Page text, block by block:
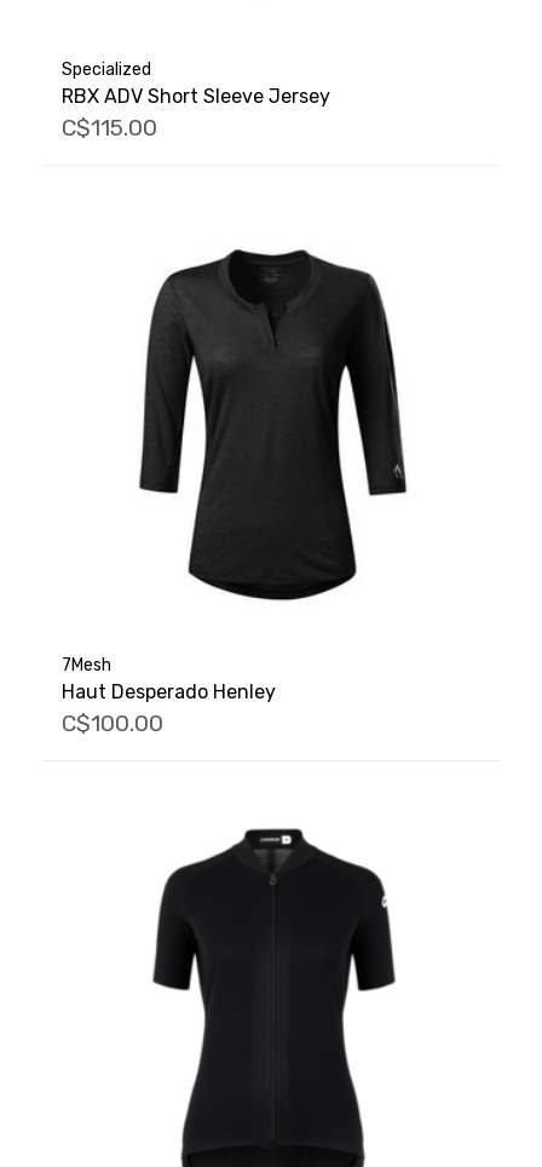
Specialized
RBX ADV Short Sleeve Jersey
C$115.00
7Mesh
Haut Desperado Henley
C$100.00